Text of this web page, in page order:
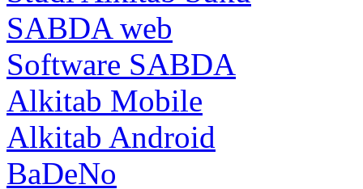
SABDA web
Software SABDA
Alkitab Mobile
Alkitab Android
BaDeNo